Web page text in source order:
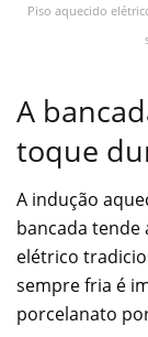
Piso aquecido
A
toque
A indução
bancada
elétrico
sempre fria é
porcelanato